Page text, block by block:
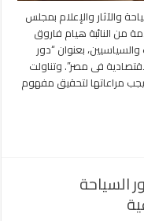
والآثار والإعلام بمجلس
من النائبة هيام فاروق
بعنوان “دور
فى مصر”. وتناولت
يجب مراعاتها لتحقيق مفهوم
السياحة